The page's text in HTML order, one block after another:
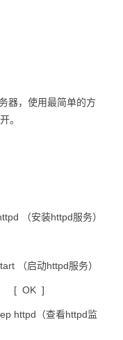
器，使用最简单的方
。
（安装httpd服务）
（启动httpd服务）
]
httpd（查看httpd监